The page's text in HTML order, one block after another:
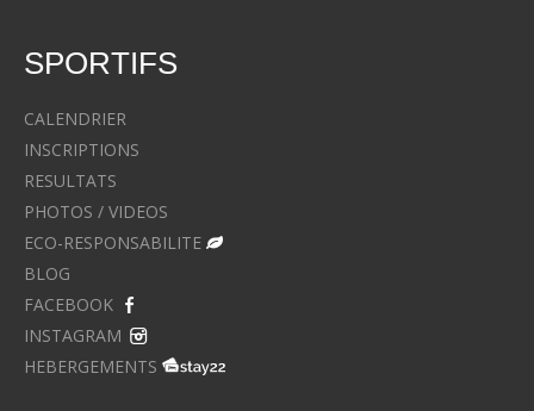
SPORTIFS
CALENDRIER
INSCRIPTIONS
RESULTATS
PHOTOS / VIDEOS
ECO-RESPONSABILITE
BLOG
FACEBOOK
INSTAGRAM
HEBERGEMENTS